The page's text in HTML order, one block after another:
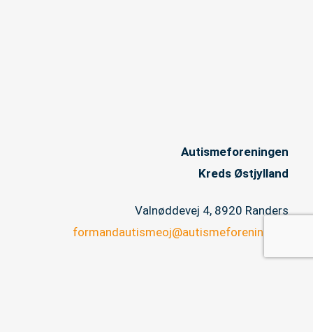
Autismeforeningen
Kreds Østjylland
Valnøddevej 4, 8920 Randers
formandautismeoj@autismeforening.dk